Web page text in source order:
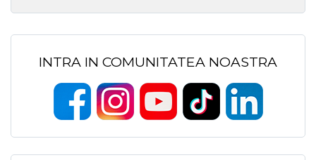
INTRA IN COMUNITATEA NOASTRA